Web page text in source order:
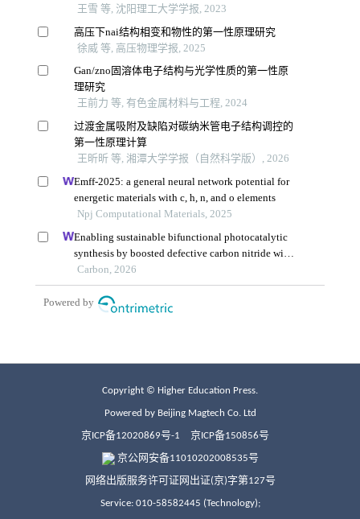
Copyright © Higher Education Press.
Powered by Beijing Magtech Co. Ltd
京ICP备12020869号-1 京ICP备150856号
京公网安备11010202008535号
网络出版服务许可证网出证(京)字第127号
Service: 010-58582445 (Technology);